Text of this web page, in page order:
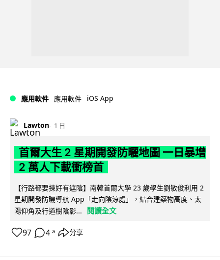
應用軟件 應用軟件 iOS App
Lawton 1 日
首爾大生 2 星期開發防曬地圖 一日暴增
2 萬人下載衝榜首
【行路都要揀好有遮陰】南韓首爾大學 23 歲學生劉敏俊利用 2
星期開發防曬導航 App「走向陰涼處」，結合建築物高度、太
陽仰角及行道樹陰影...
閱讀全文
97 4 ↗ 分享